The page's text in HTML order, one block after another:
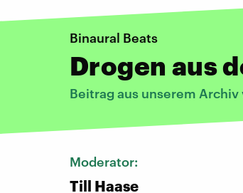
Binaural Beats
Drogen aus
Beitrag aus unserem Archiv
Moderator:
Till Haase